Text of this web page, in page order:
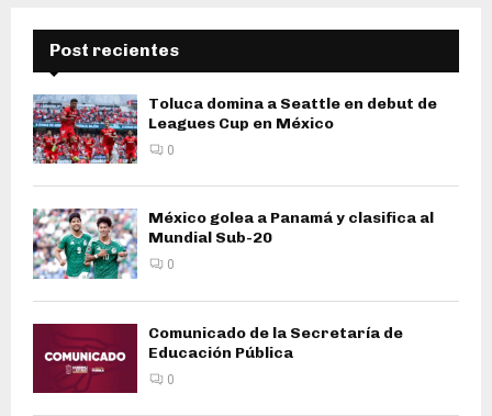
Post recientes
Toluca domina a Seattle en debut de
Leagues Cup en México
0
México golea a Panamá y clasifica al
Mundial Sub-20
0
Comunicado de la Secretaría de
Educación Pública
0